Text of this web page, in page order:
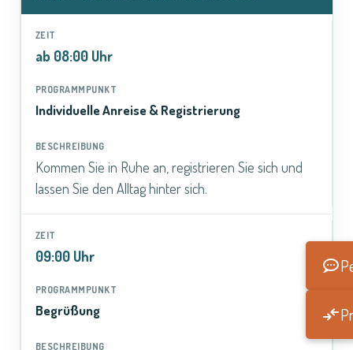
ab 08:00 Uhr
Individuelle Anreise & Registrierung
Kommen Sie in Ruhe an, registrieren Sie sich und
lassen Sie den Alltag hinter sich.
09:00 Uhr
Begrüßung